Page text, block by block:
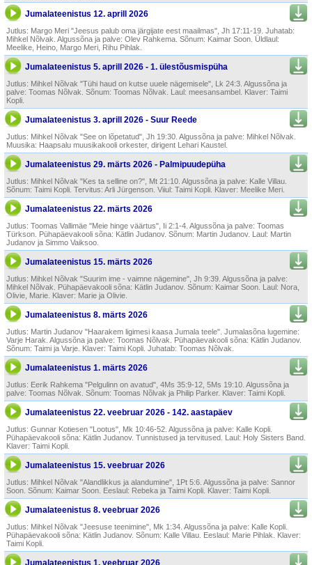
Jumalateenistus 12. aprill 2026
Jutlus: Margo Meri "Jee­sus palub oma järgijate eest maailmas", Jh 17:11-19. Juhatab:
Mihkel Nõlvak. Algussõna ja palve: Olev Rahkema. Sõnum: Kaimar Soon. Üldlaul:
Meelike, Heino, Margo Meri, Rihu Pihlak.
Jumalateenistus 5. aprill 2026 - 1. ülestõusmispüha
Jutlus: Mihkel Nõlvak "Tühi haud on kutse uuele nägemisele", Lk 24:3. Algussõna ja
palve: Toomas Nõlvak. Sõnum: Toomas Nõlvak. Laul: meesansambel. Klaver: Taimi
Kopli.
Jumalateenistus 3. aprill 2026 - Suur Reede
Jutlus: Mihkel Nõlvak "See on lõpetatud", Jh 19:30. Algussõna ja palve: Mihkel Nõlvak.
Muusika: Haapsalu muusikakooli orkester, dirigent Lehari Kaustel.
Jumalateenistus 29. märts 2026 - Palmipuudepüha
Jutlus: Mihkel Nõlvak "Kes ta selline on?", Mt 21:10. Algussõna ja palve: Kalle Villau.
Sõnum: Taimi Kopli. Tervitus: Arli Jürgenson. Viiul: Taimi Kopli. Klaver: Meelike Meri.
Jumalateenistus 22. märts 2026
Jutlus: Toomas Vallimäe "Meie hinge väärtus", Ii 2:1-4. Algussõna ja palve: Toomas
Türkson. Pühapäevakooli sõna: Kätlin Judanov. Sõnum: Martin Judanov. Laul: Martin
Judanov ja Simmo Vaiksoo.
Jumalateenistus 15. märts 2026
Jutlus: Mihkel Nõlvak "Suurim ime - vaimne nägemine", Jh 9:39. Algussõna ja palve:
Mihkel Nõlvak. Pühapäevakooli sõna: Kätlin Judanov. Sõnum: Kaimar Soon. Laul: Nora,
Olivie, Marie. Klaver: Marie ja Olivie.
Jumalateenistus 8. märts 2026
Jutlus: Martin Judanov "Haara­kem ligimesi kaasa Jumala teele". Jumalasõna lugemine:
Varje Harak. Algussõna ja palve: Toomas Nõlvak. Pühapäevakooli sõna: Kätlin Judanov.
Sõnum: Taimi ja Varje. Klaver: Taimi Kopli. Juhatab: Toomas Nõlvak.
Jumalateenistus 1. märts 2026
Jutlus: Eerik Rahkema "Pelgu­linn on avatud", 4Ms 35:9-12, 5Ms 19:10. Algussõna ja
palve: Toomas Nõlvak. Sõnum: Toomas Nõlvak ja Philip Parker. Klaver: Taimi Kopli.
Jumalateenistus 22. veebruar 2026 - 142. aastapäev
Jutlus: Gunnar Kotiesen "Lootus", Mk 10:46-52. Algussõna ja palve: Kalle Kopli.
Pühapäevakooli sõna: Kätlin Judanov. Tunnistused ja tervitused. Laul: Holy Sisters Band.
Klaver: Taimi Kopli.
Jumalateenistus 15. veebruar 2026
Jutlus: Mihkel Nõlvak "Aland­likkus ja alandumine", 1Pt 5:6. Algussõna ja palve: Sannor
Soon. Sõnum: Kaimar Soon. Eeslaul: Rebeka ja Taimi Kopli. Klaver: Taimi Kopli.
Jumalateenistus 8. veebruar 2026
Jutlus: Mihkel Nõlvak "Jeesuse teenimine", Mk 1:34. Algussõna ja palve: Kalle Kopli.
Pühapäevakooli sõna: Kätlin Judanov. Sõnum: Kalle Villau. Eeslaul: Marie Pihlak. Klaver:
Taimi Kopli.